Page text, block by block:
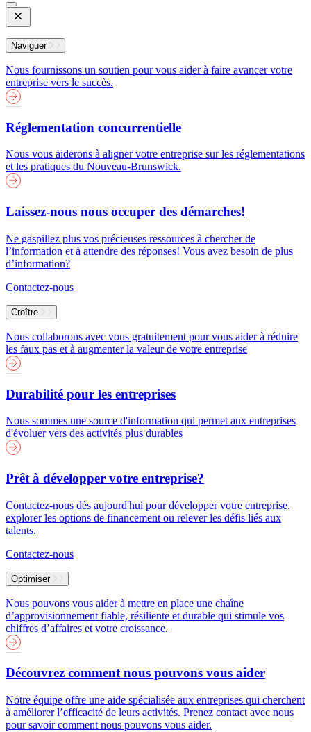
Open
Mobile
Menu
Naviguer
Nous fournissons un soutien pour vous aider à faire avancer votre
entreprise vers le succès.
Réglementation concurrentielle
Nous vous aiderons à aligner votre entreprise sur les réglementations
et les pratiques du Nouveau-Brunswick.
Laissez-nous nous occuper des démarches!
Ne gaspillez plus vos précieuses ressources à chercher de
l’information et à attendre des réponses! Vous avez besoin de plus
d’information?
Contactez-nous
Croître
Nous collaborons avec vous gratuitement pour vous aider à réduire
les faux pas et à augmenter la valeur de votre entreprise
Durabilité pour les entreprises
Nous sommes une source d'information qui permet aux entreprises
d'évoluer vers des activités plus durables
Prêt à développer votre entreprise?
Contactez-nous dès aujourd'hui pour développer votre entreprise,
explorer les options de financement ou relever les défis liés aux
talents.
Contactez-nous
Optimiser
Nous pouvons vous aider à mettre en place une chaîne
d’approvisionnement fiable, résiliente et durable qui stimule vos
chiffres d’affaires et votre croissance.
Découvrez comment nous pouvons vous aider
Notre équipe offre une aide spécialisée aux entreprises qui cherchent
à améliorer l’efficacité de leurs activités. Prenez contact avec nous
pour savoir comment nous pouvons vous aider.